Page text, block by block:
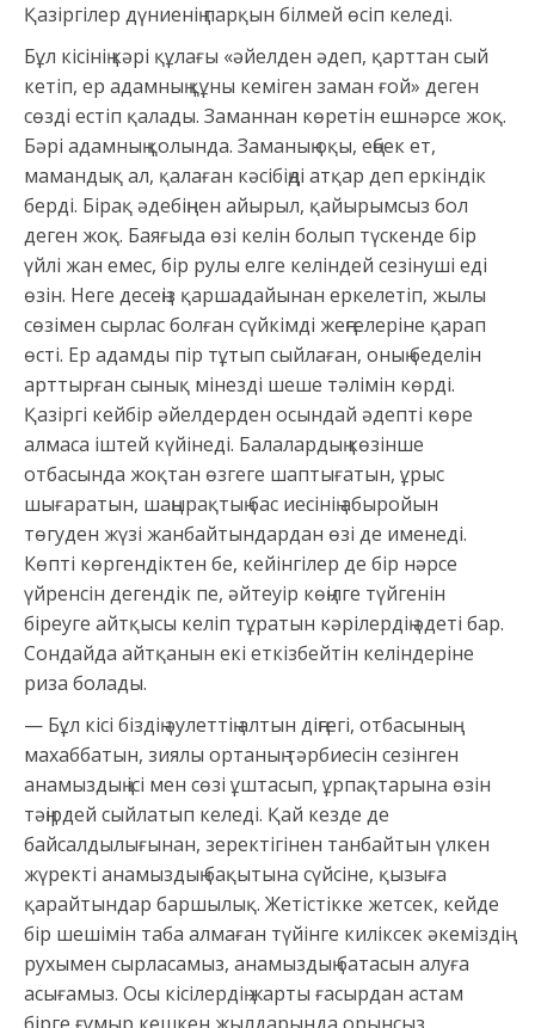
Қазіргілер дүниенің парқын білмей өсіп келеді.
Бұл кісінің кәрі құлағы «әйелден әдеп, қарттан сый
кетіп, ер адамның құны кеміген заман ғой» деген
сөзді естіп қалады. Заманнан көретін ешнәрсе жоқ.
Бәрі адамның қолында. Заманың оқы, еңбек ет,
мамандық ал, қалаған кәсібіңді атқар деп еркіндік
берді. Бірақ әдебіңнен айырыл, қайырымсыз бол
деген жоқ. Баяғыда өзі келін болып түскенде бір
үйлі жан емес, бір рулы елге келіндей сезінуші еді
өзін. Неге десеңіз қаршадайынан еркелетіп, жылы
сөзімен сырлас болған сүйкімді жеңгелеріне қарап
өсті. Ер адамды пір тұтып сыйлаған, оның беделін
арттырған сынық мінезді шеше тәлімін көрді.
Қазіргі кейбір әйелдерден осындай әдепті көре
алмаса іштей күйінеді. Балалардың көзінше
отбасында жоқтан өзгеге шаптығатын, ұрыс
шығаратын, шаңырақтың бас иесінің абыройын
төгуден жүзі жанбайтындардан өзі де именеді.
Көпті көргендіктен бе, кейінгілер де бір нәрсе
үйренсін дегендік пе, әйтеуір көңілге түйгенін
біреуге айтқысы келіп тұратын кәрілердің әдеті бар.
Сондайда айтқанын екі еткізбейтін келіндеріне
риза болады.
— Бұл кісі біздің әулеттің алтын діңгегі, отбасының
махаббатын, зиялы ортаның тәрбиесін сезінген
анамыздың ісі мен сөзі ұштасып, ұрпақтарына өзін
тәңірдей сыйлатып келеді. Қай кезде де
байсалдылығынан, зеректігінен танбайтын үлкен
жүректі анамыздың бақытына сүйсіне, қызыға
қарайтындар баршылық. Жетістікке жетсек, кейде
бір шешімін таба алмаған түйінге киліксек әкеміздің
рухымен сырласамыз, анамыздың батасын алуға
асығамыз. Осы кісілердің жарты ғасырдан астам